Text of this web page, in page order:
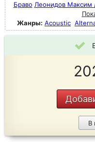
Браво Леонидов Максим
Жанры: Acoustic
В